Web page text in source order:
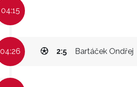
04:15
04:26 Bartáček Ondřej
2:5